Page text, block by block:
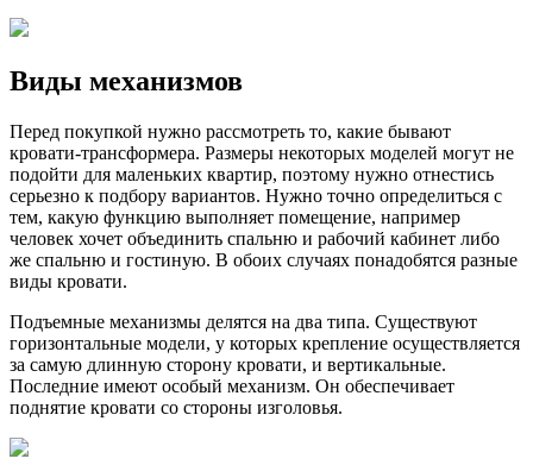
Виды механизмов
Перед покупкой нужно рассмотреть то, какие бывают
кровати-трансформера. Размеры некоторых моделей могут не
подойти для маленьких квартир, поэтому нужно отнестись
серьезно к подбору вариантов. Нужно точно определиться с
тем, какую функцию выполняет помещение, например
человек хочет объединить спальню и рабочий кабинет либо
же спальню и гостиную. В обоих случаях понадобятся разные
виды кровати.
Подъемные механизмы делятся на два типа. Существуют
горизонтальные модели, у которых крепление осуществляется
за самую длинную сторону кровати, и вертикальные.
Последние имеют особый механизм. Он обеспечивает
поднятие кровати со стороны изголовья.